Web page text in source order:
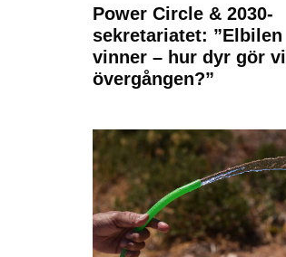
Power Circle & 2030-
sekretariatet: ”Elbilen
vinner – hur dyr gör vi
övergången?”